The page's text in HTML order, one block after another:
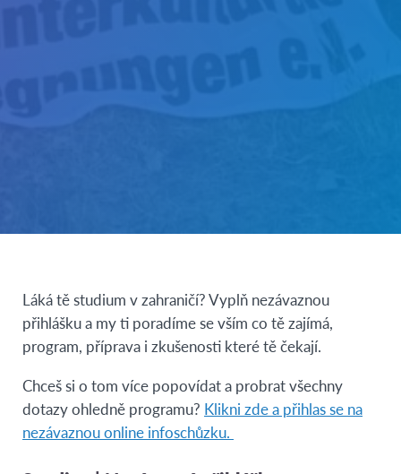
Láká tě studium v zahraničí? Vyplň nezávaznou
přihlášku a my ti poradíme se vším co tě zajímá,
program, příprava i zkušenosti které tě čekají.
Chceš si o tom více popovídat a probrat všechny
dotazy ohledně programu? Klikni zde a přihlas se na
nezávaznou online infoschůzku.